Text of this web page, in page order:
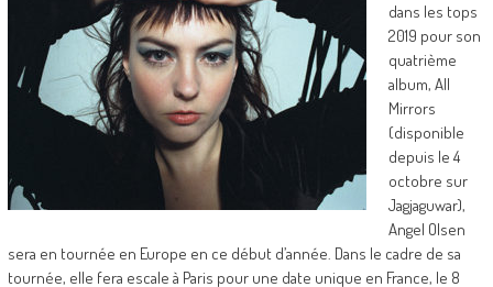
dans les tops
2019 pour son
quatrième
album, All
Mirrors
(disponible
depuis le 4
octobre sur
Jagjaguwar),
Angel Olsen
sera en tournée en Europe en ce début d’année. Dans le cadre de sa
tournée, elle fera escale à Paris pour une date unique en France, le 8